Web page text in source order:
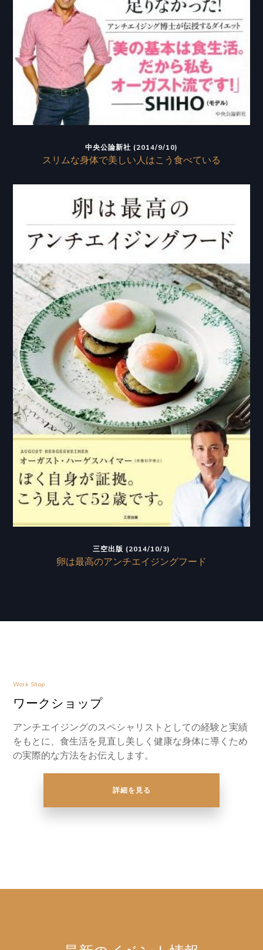
中央公論新社 (2014/9/10)
スリムな身体で美しい人はこう食べている
三空出版 (2014/10/3)
卵は最高のアンチエイジングフード
Work Shop
ワークショップ
アンチエイジングのスペシャリストとしての経験と実績
をもとに、食生活を見直し美しく健康な身体に導くため
の実際的な方法をお伝えします。
詳細を見る